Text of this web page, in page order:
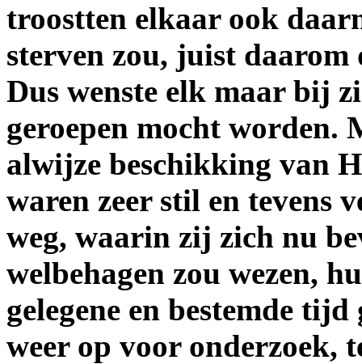
troostten elkaar ook
sterven zou, juist daarom
Dus wenste elk maar bij
geroepen mocht worden.
alwijze beschikking van
waren zeer stil en tevens
weg, waarin zij zich nu
welbehagen zou wezen,
gelegene en bestemde
weer op voor onderzoek,